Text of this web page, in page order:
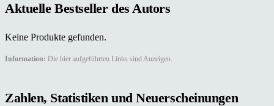
Aktuelle Bestseller des Autors
Keine Produkte gefunden.
Information: Die hier aufgeführten Links sind Anzeigen.
Zahlen, Statistiken und Neuerscheinungen